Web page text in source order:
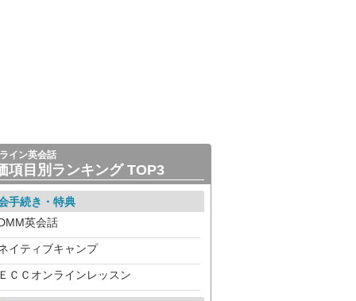
イン英会話
項目別ランキング TOP3
手続き・特典
英会話
イティブキャンプ
ＥＣＣオンラインレッスン